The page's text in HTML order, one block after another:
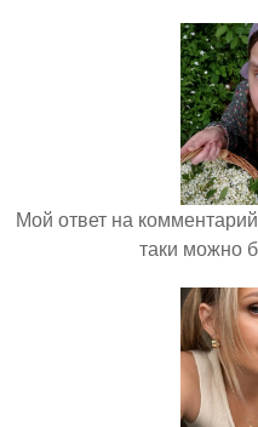
Мой ответ на
таки можно